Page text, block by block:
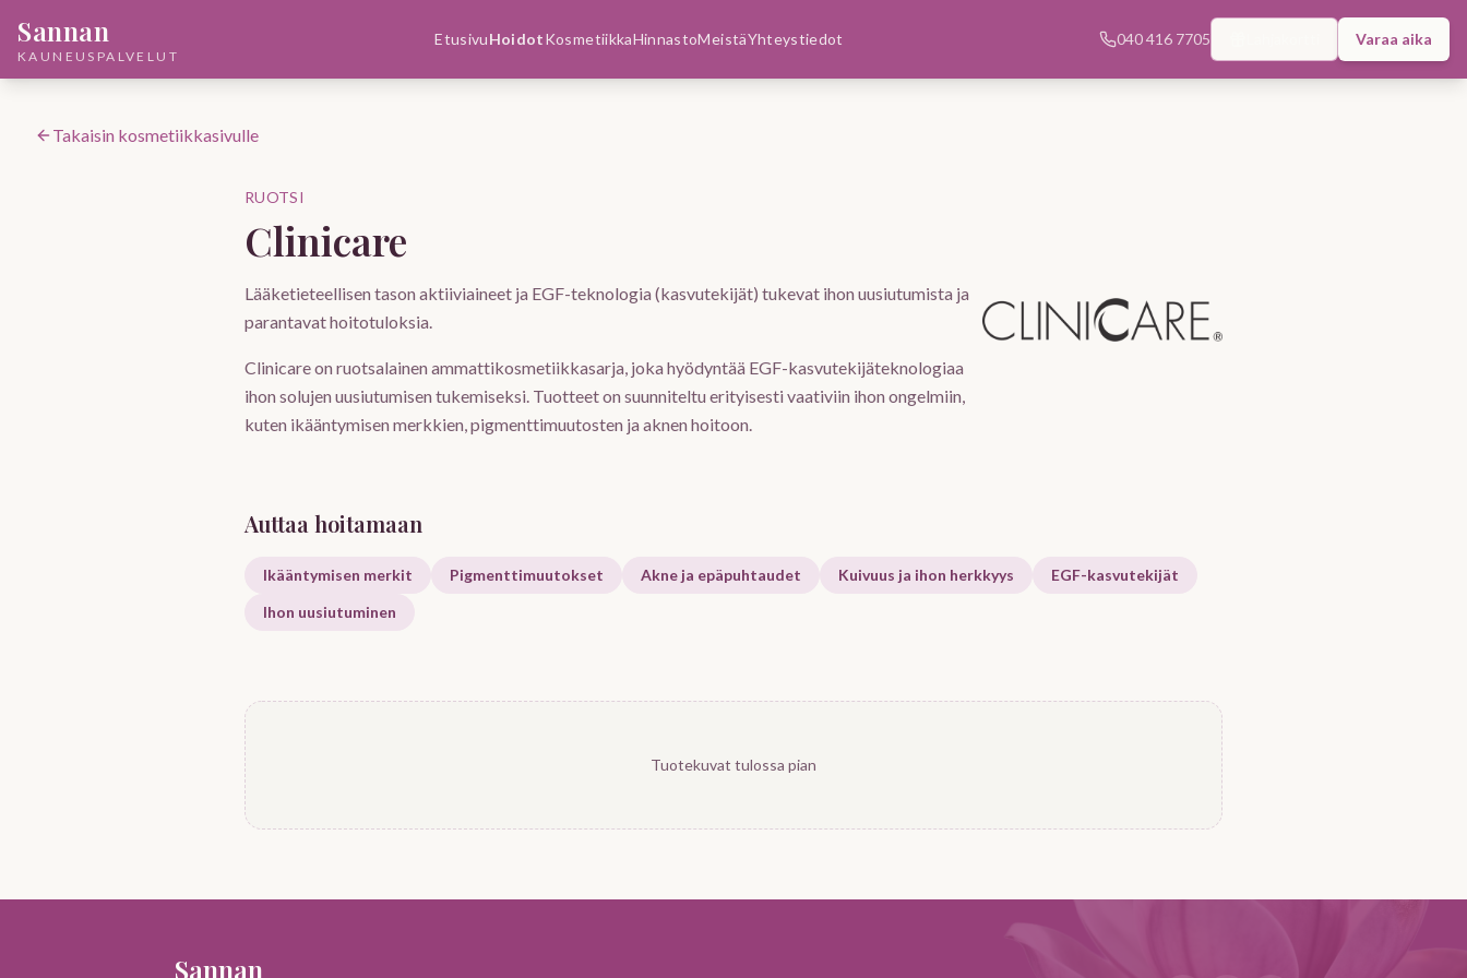
Sannan
KAUNEUSPALVELUT
EtusivuHoidotKosmetiikkaHinnastoMeistäYhteystiedot 040 416 7705 Varaa aika
Takaisin kosmetiikkasivulle
RUOTSI
Clinicare
Lääketieteellisen tason aktiiviaineet ja EGF-teknologia (kasvutekijät) tukevat ihon uusiutumista ja
parantavat hoitotuloksia.
Clinicare on ruotsalainen ammattikosmetiikkasarja, joka hyödyntää EGF-kasvutekijäteknologiaa
ihon solujen uusiutumisen tukemiseksi. Tuotteet on suunniteltu erityisesti vaativiin ihon ongelmiin,
kuten ikääntymisen merkkien, pigmenttimuutosten ja aknen hoitoon.
Auttaa hoitamaan
Ikääntymisen merkit Pigmenttimuutokset Akne ja epäpuhtaudet Kuivuus ja ihon herkkyys
EGF-kasvutekijät
Ihon uusiutuminen
Tuotekuvat tulossa pian
Sannan